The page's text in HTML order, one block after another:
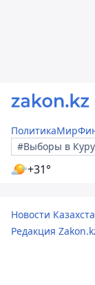
ПолитикаМир
#Выборы в
+31°
Новости
Редакция